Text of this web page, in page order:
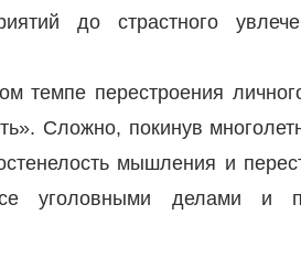
до страстного
темпе перестроения
Сложно, покинув
мышления и
уголовными делами и